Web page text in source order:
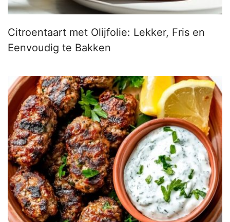
Citroentaart met Olijfolie: Lekker, Fris en
Eenvoudig te Bakken